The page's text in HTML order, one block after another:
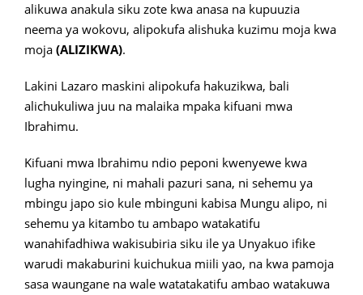
alikuwa anakula siku zote kwa anasa na kupuuzia
neema ya wokovu, alipokufa alishuka kuzimu moja kwa
moja (ALIZIKWA).
Lakini Lazaro maskini alipokufa hakuzikwa, bali
alichukuliwa juu na malaika mpaka kifuani mwa
Ibrahimu.
Kifuani mwa Ibrahimu ndio peponi kwenyewe kwa
lugha nyingine, ni mahali pazuri sana, ni sehemu ya
mbingu japo sio kule mbinguni kabisa Mungu alipo, ni
sehemu ya kitambo tu ambapo watakatifu
wanahifadhiwa wakisubiria siku ile ya Unyakuo ifike
warudi makaburini kuichukua miili yao, na kwa pamoja
sasa waungane na wale watatakatifu ambao watakuwa